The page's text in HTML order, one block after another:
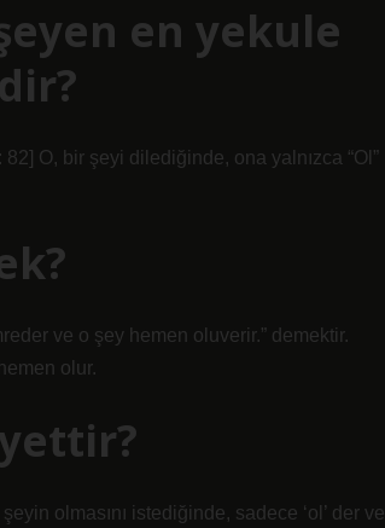
en yekule
O, bir şeyi dilediğinde, ona yalnızca “Ol”
ve o şey hemen oluverir.” demektir.
olur.
şeyin olmasını istediğinde, sadece ‘ol’ der ve